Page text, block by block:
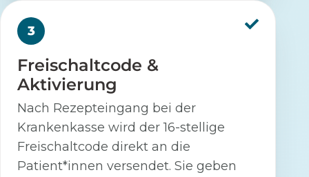
3
Freischaltcode &
Aktivierung
Nach Rezepteingang bei der
Krankenkasse wird der 16-stellige
Freischaltcode direkt an die
Patient*innen versendet. Sie geben